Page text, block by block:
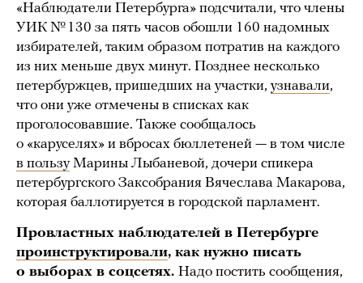
«Наблюдатели Петербурга» подсчитали, что члены
УИК № 130 за пять часов обошли 160 надомных
избирателей, таким образом потратив на каждого
из них меньше двух минут. Позднее несколько
петербуржцев, пришедших на участки, узнавали,
что они уже отмечены в списках как
проголосовавшие. Также сообщалось
о «каруселях» и вбросах бюллетеней — в том числе
в пользуМарины Лыбаневой, дочери спикера
петербургского Заксобрания Вячеслава Макарова,
которая баллотируется в городской парламент.
Провластных наблюдателей в Петербурге
проинструктировали, как нужно писать
о выборах в соцсетях. Надо постить сообщения,